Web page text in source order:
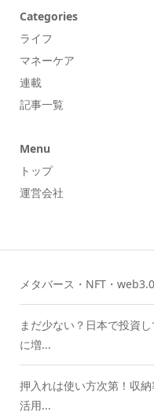
Categories
ライフ
マネーケア
連載
記事一覧
Menu
トップ
運営会社
メタバース・NFT・
まだ少ない？日本で投資
に増...
押入れは使い方次第！収
活用...